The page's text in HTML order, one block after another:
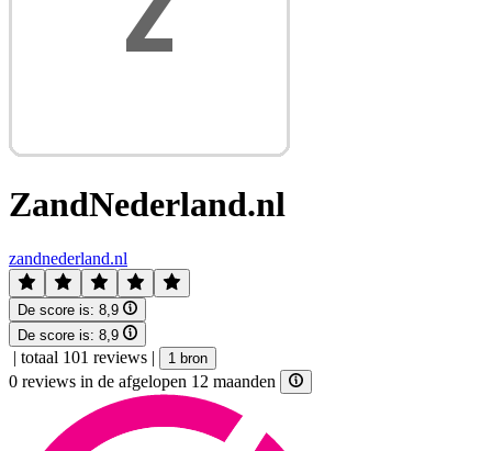
ZandNederland.nl
zandnederland.nl
De score is: 8,9
De score is: 8,9
| totaal 101 reviews | 1 bron
0 reviews in de afgelopen 12 maanden